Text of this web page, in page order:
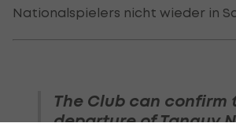
Nationalspielers nicht wieder in
The Club can confirm
departure of Tanguy